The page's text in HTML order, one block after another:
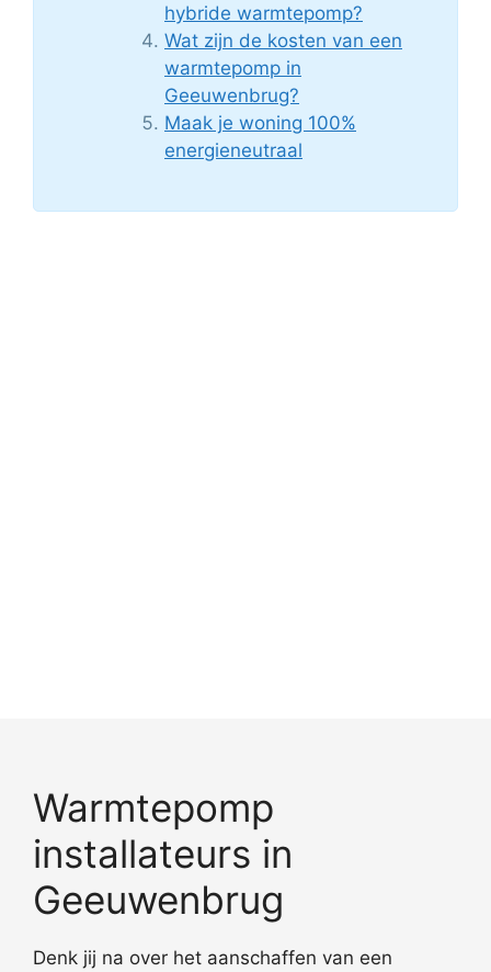
hybride warmtepomp?
Wat zijn de kosten van een
warmtepomp in
Geeuwenbrug?
Maak je woning 100%
energieneutraal
Warmtepomp
installateurs in
Geeuwenbrug
Denk jij na over het aanschaffen van een